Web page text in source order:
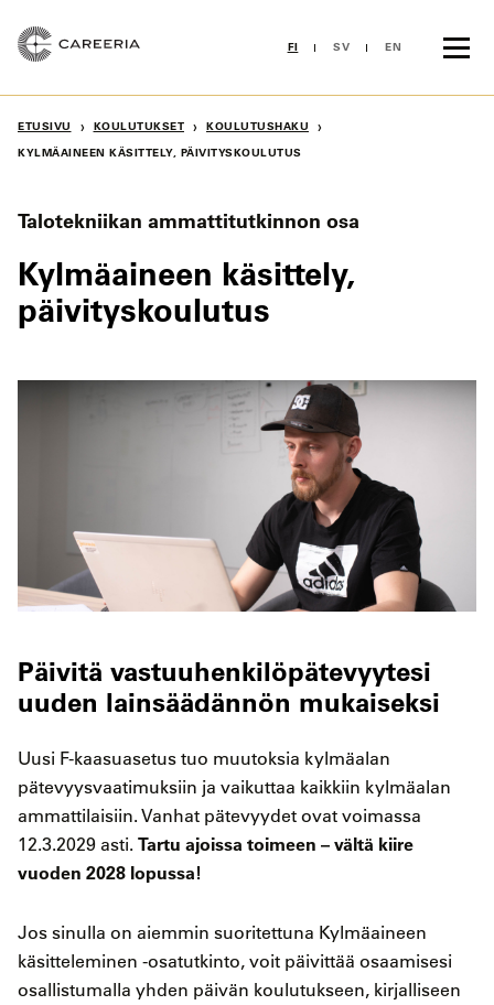
sisältöön
FI SV EN
ETUSIVU › KOULUTUKSET › KOULUTUSHAKU ›
KYLMÄAINEEN KÄSITTELY, PÄIVITYSKOULUTUS
Talotekniikan ammattitutkinnon osa
Kylmäaineen käsittely,
päivityskoulutus
Päivitä vastuuhenkilöpätevyytesi
uuden lainsäädännön mukaiseksi
Uusi F-kaasuasetus tuo muutoksia kylmäalan
pätevyysvaatimuksiin ja vaikuttaa kaikkiin kylmäalan
ammattilaisiin. Vanhat pätevyydet ovat voimassa
12.3.2029 asti. Tartu ajoissa toimeen – vältä kiire
vuoden 2028 lopussa!
Jos sinulla on aiemmin suoritettuna Kylmäaineen
käsitteleminen -osatutkinto, voit päivittää osaamisesi
osallistumalla yhden päivän koulutukseen, kirjalliseen